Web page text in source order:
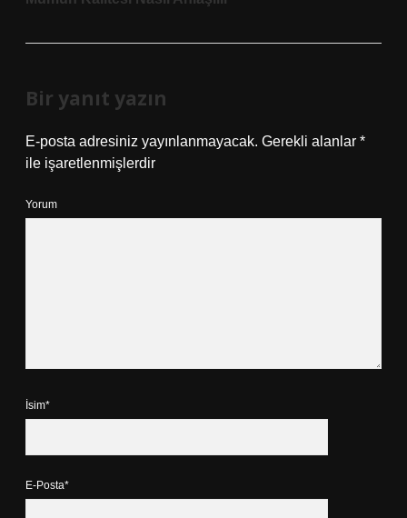
Bir yanıt yazın
E-posta adresiniz yayınlanmayacak. Gerekli alanlar *
ile işaretlenmişlerdir
Yorum
İsim*
E-Posta*